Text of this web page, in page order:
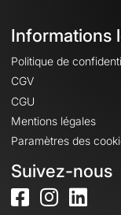
Informations
Politique de
CGV
CGU
Mentions légales
Paramètres des
Suivez-nous